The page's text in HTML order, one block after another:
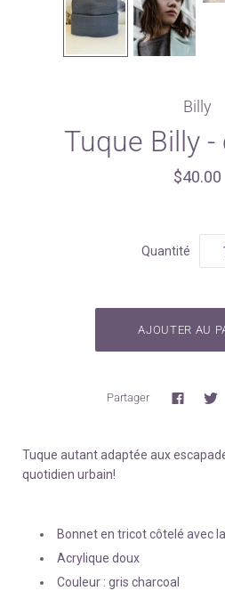
Billy
Tuque Billy
$40.00
Quantité
Partager
Tuque autant adaptée aux
quotidien urbain!
Bonnet en tricotcôtelé avec
Acrylique doux
Couleur : gris charcoal